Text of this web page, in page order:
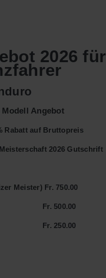
2026 für
Angebot
Rabatt auf Bruttopreis
2026 Gutschrift
Meister) Fr. 750.00
Fr. 500.00
Fr. 250.00